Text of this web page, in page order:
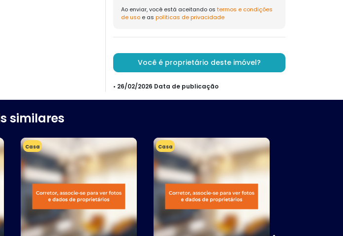
Ao enviar, você está aceitando os termos e condições
de uso e as políticas de privacidade
Você é proprietário deste imóvel?
• 26/02/2026 Data de publicação
similares
Casa Casa